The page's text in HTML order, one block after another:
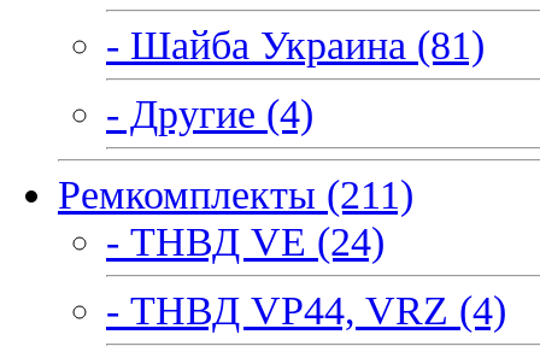
- Шайба Украина (81)
- Другие (4)
Ремкомплекты (211)
- ТНВД VE (24)
- ТНВД VP44, VRZ (4)